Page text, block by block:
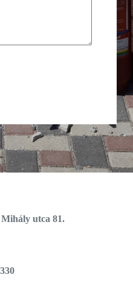
Mihály utca 81.